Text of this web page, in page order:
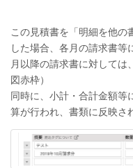
この見積書を「明細を他
した場合、各月の請求書
月以降の請求書に対して
図赤枠）
同時に、小計・合計金額等
算が行われ、書類に反映さ